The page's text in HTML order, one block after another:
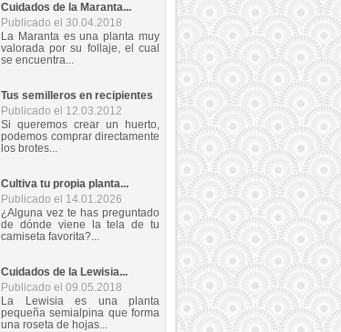
Cuidados de la Maranta...
Publicado el 30.04.2018
La Maranta es una planta muy
valorada por su follaje, el cual
se encuentra...
Tus semilleros en recipientes
Publicado el 12.03.2012
Si queremos crear un huerto,
podemos comprar directamente
los brotes...
Cultiva tu propia planta...
Publicado el 14.01.2026
¿Alguna vez te has preguntado
de dónde viene la tela de tu
camiseta favorita?...
Cuidados de la Lewisia...
Publicado el 09.05.2018
La Lewisia es una planta
pequeña semialpina que forma
una roseta de hojas...